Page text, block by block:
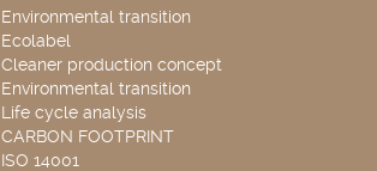
Environmental transition
Ecolabel
Cleaner production concept
Environmental transition
Life cycle analysis
CARBON FOOTPRINT
ISO 14001